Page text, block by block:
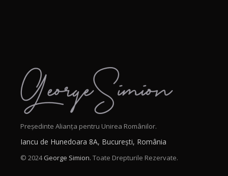
Președinte Alianța pentru Unirea Românilor.
Iancu de Hunedoara 8A, București, România
© 2024George Simion. Toate Drepturile Rezervate.